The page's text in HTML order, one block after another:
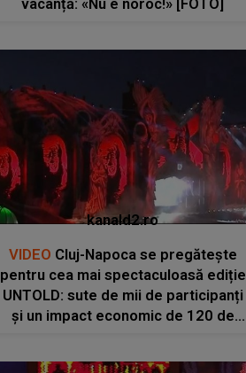
vacanță: «Nu e noroc!» [FOTO]
kanald2.ro
VIDEO Cluj-Napoca se pregătește
pentru cea mai spectaculoasă ediție
UNTOLD: sute de mii de participanți
și un impact economic de 120 de